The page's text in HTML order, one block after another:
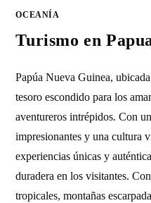
OCEANÍA
Turismo en
Papúa Nueva Guinea,
tesoro escondido para los
aventureros intrépidos. Con
impresionantes y una cultura
experiencias únicas y
duradera en los visitantes.
tropicales, montañas